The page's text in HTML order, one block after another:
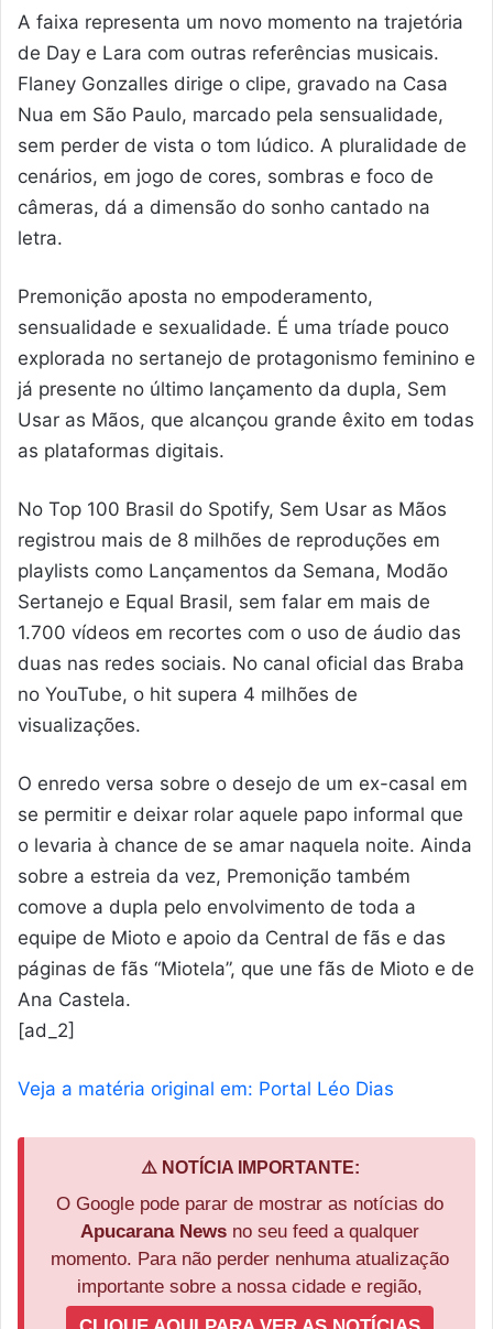
A faixa representa um novo momento na trajetória
de Day e Lara com outras referências musicais.
Flaney Gonzalles dirige o clipe, gravado na Casa
Nua em São Paulo, marcado pela sensualidade,
sem perder de vista o tom lúdico. A pluralidade de
cenários, em jogo de cores, sombras e foco de
câmeras, dá a dimensão do sonho cantado na
letra.
Premonição aposta no empoderamento,
sensualidade e sexualidade. É uma tríade pouco
explorada no sertanejo de protagonismo feminino e
já presente no último lançamento da dupla, Sem
Usar as Mãos, que alcançou grande êxito em todas
as plataformas digitais.
No Top 100 Brasil do Spotify, Sem Usar as Mãos
registrou mais de 8 milhões de reproduções em
playlists como Lançamentos da Semana, Modão
Sertanejo e Equal Brasil, sem falar em mais de
1.700 vídeos em recortes com o uso de áudio das
duas nas redes sociais. No canal oficial das Braba
no YouTube, o hit supera 4 milhões de
visualizações.
O enredo versa sobre o desejo de um ex-casal em
se permitir e deixar rolar aquele papo informal que
o levaria à chance de se amar naquela noite. Ainda
sobre a estreia da vez, Premonição também
comove a dupla pelo envolvimento de toda a
equipe de Mioto e apoio da Central de fãs e das
páginas de fãs “Miotela”, que une fãs de Mioto e de
Ana Castela.
[ad_2]
Veja a matéria original em: Portal Léo Dias
⚠️ NOTÍCIA IMPORTANTE:
O Google pode parar de mostrar as notícias do
Apucarana News no seu feed a qualquer
momento. Para não perder nenhuma atualização
importante sobre a nossa cidade e região,